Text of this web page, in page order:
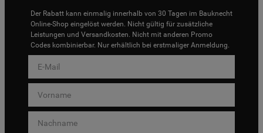
Der Rabatt kann einmalig innerhalb von 30 Tagen im Bauknecht
Online-Shop eingelöst werden. Nicht gültig für zusätzliche
Leistungen und Versandkosten. Nicht mit anderen Promo
Codes kombinierbar. Nur erhältlich bei erstmaliger Anmeldung.